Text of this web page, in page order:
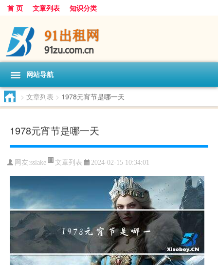
首 页 文章列表 知识分类
网站导航
> 文章列表 > 1978元宵节是哪一天
1978元宵节是哪一天
网友:sslake 文章列表 2024-02-15 10:34:01